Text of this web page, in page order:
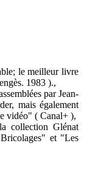
le meilleur livre
1983 ).,
par Jean-
mais également
vidéo" ( Canal+ ),
collection Glénat
et "Les